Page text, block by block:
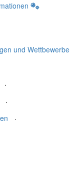
und Wettbewerbe
.
.
.